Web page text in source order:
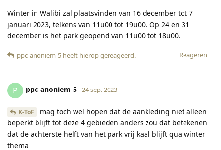
Winter in Walibi zal plaatsvinden van 16 december tot 7
januari 2023, telkens van 11u00 tot 19u00. Op 24 en 31
december is het park geopend van 11u00 tot 18u00.
Reageren
ppc-anoniem-5 heeft hierop gereageerd.
P ppc-anoniem-5 24 sep. 2023
K-ToF
mag toch wel hopen dat de aankleding niet alleen
beperkt blijft tot deze 4 gebieden anders zou dat betekenen
dat de achterste helft van het park vrij kaal blijft qua winter
thema